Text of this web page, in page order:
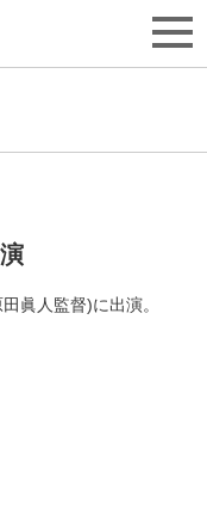
眞人監督)に出演。